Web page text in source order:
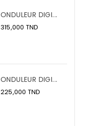
ONDULEUR DIGI...
315,000 TND
ONDULEUR DIGI...
225,000 TND